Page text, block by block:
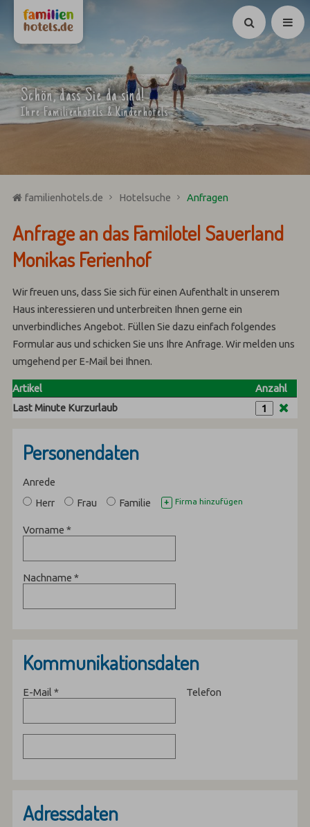
Suchen
Schön, dass Sie da sind!
Ihre Familienhotels & Kinderhotels
familienhotels.de Hotelsuche Anfragen
Anfrage an das Familotel Sauerland
Monikas Ferienhof
Wir freuen uns, dass Sie sich für einen Aufenthalt in unserem
Haus interessieren und unterbreiten Ihnen gerne ein
unverbindliches Angebot. Füllen Sie dazu einfach folgendes
Formular aus und schicken Sie uns Ihre Anfrage. Wir melden uns
umgehend per E-Mail bei Ihnen.
Artikel
Anzahl
Last Minute Kurzurlaub
Personendaten
Anrede
Herr
Frau Familie + Firma hinzufügen
Vorname*
Nachname*
Kommunikationsdaten
E-Mail* Telefon
Adressdaten